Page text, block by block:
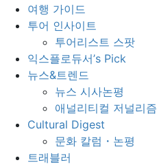
여행 가이드
투어 인사이트
투어리스트 스팟
익스플로듀서’s Pick
뉴스&트렌드
뉴스 시사논평
애널리티컬 저널리즘
Cultural Digest
문화 칼럼・논평
트래블러